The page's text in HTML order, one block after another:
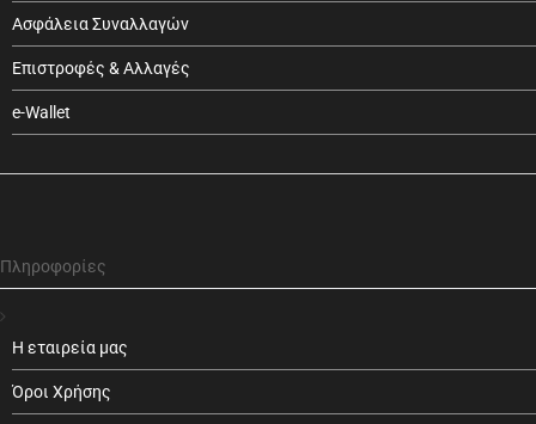
Ασφάλεια Συναλλαγών
Επιστροφές & Αλλαγές
e-Wallet
Πληροφορίες
Η εταιρεία μας
Όροι Χρήσης